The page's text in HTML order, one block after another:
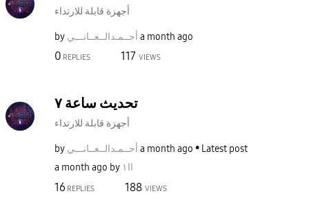
أجهزة قابلة للارتداء
by أحــمـدالــعــانـــي a month ago
0 REPLIES 117 VIEWS
تحديث ساعة ٧
أجهزة قابلة للارتداء
by أحــمـدالــعــانـــي a month ago
Latest post
a month ago by اا١
16 REPLIES 188 VIEWS